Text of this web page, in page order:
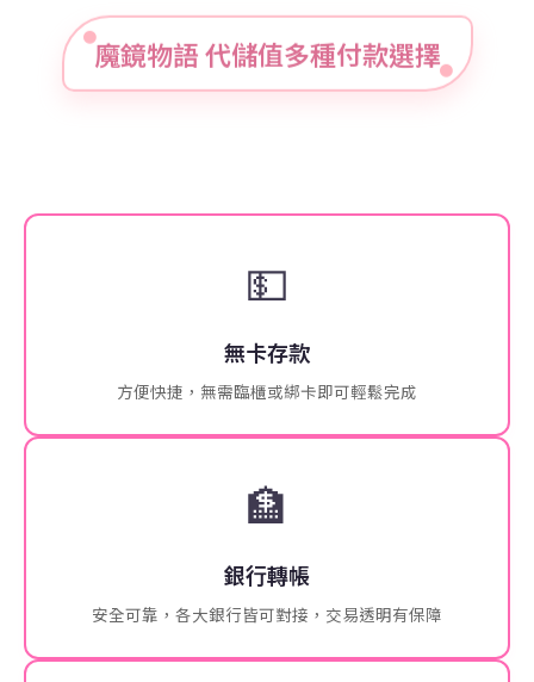
魔鏡物語 代儲值多種付款選擇
💵
無卡存款
方便快捷，無需臨櫃或綁卡即可輕鬆完成
🏦
銀行轉帳
安全可靠，各大銀行皆可對接，交易透明有保障